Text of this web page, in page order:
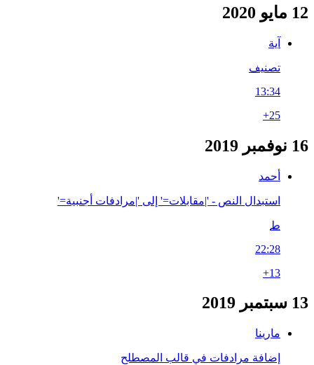
12 مايو 2020
آية
تصنيف
13:34
+25
16 نوفمبر 2019
أحمد
استبدال النص - '|مقابلات=' إلى '|مرادفات أجنبية='
ط
22:28
+13
13 سبتمبر 2019
مارينا
إضافة مرادفات في قالب المصطلح